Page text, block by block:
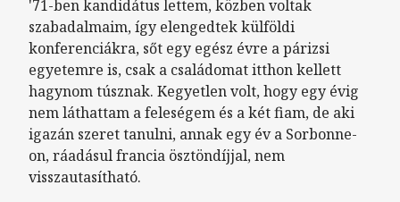
'71-ben kandidátus lettem, közben voltak
szabadalmaim, így elengedtek külföldi
konferenciákra, sőt egy egész évre a párizsi
egyetemre is, csak a családomat itthon kellett
hagynom túsznak. Kegyetlen volt, hogy egy évig
nem láthattam a feleségem és a két fiam, de aki
igazán szeret tanulni, annak egy év a Sorbonne-
on, ráadásul francia ösztöndíjjal, nem
visszautasítható.